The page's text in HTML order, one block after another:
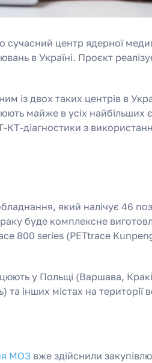
сучасний центр ядерної
в Україні. Проєкт
із двох таких центрів в
майже в усіх найбільших
діагностики з
який налічує 46
буде комплексне
800 series (PETtrace
у Польщі (Варшава,
інших містах на території
МОЗ вже здійснили